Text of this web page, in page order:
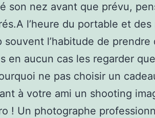
son nez avant que prévu,
l’heure du portable et
souvent l’habitude de prendre
en aucun cas les regarder
ne pas choisir un
à votre ami un shooting
! Un photographe